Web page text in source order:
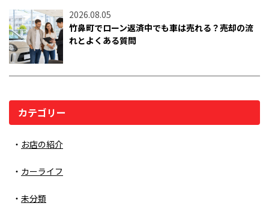
2026.08.05
竹鼻町でローン返済中でも車は売れる？売却の流
れとよくある質問
カテゴリー
お店の紹介
カーライフ
未分類